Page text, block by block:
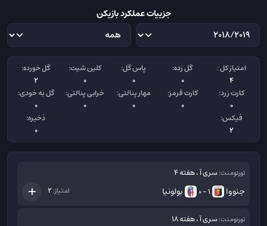
جزییات عملکرد بازیکن
امتیاز کل :
4
گل زده:
0
پاس گل:
0
کلین شیت:
0
گل خورده:
2
کارت زرد:
0
کارت قرمز:
0
مهار پنالتی:
0
خرابی پنالتی:
0
گل به خودی:
0
فیکس:
2
ذخیره:
0
تورنومنت:سری آ ، هفته 4
جنووا 1 - 0 بولونیا امتیاز: 2
تورنومنت:سری آ ، هفته 18